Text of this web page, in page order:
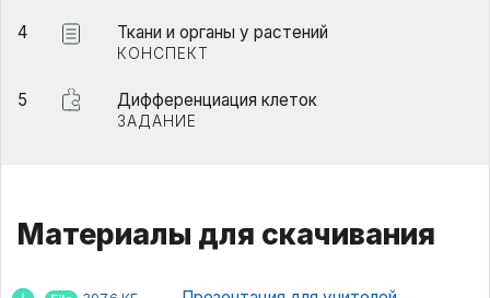
4 Ткани и органы у растений
КОНСПЕКТ
5 Дифференциация клеток
ЗАДАНИЕ
Материалы для скачивания